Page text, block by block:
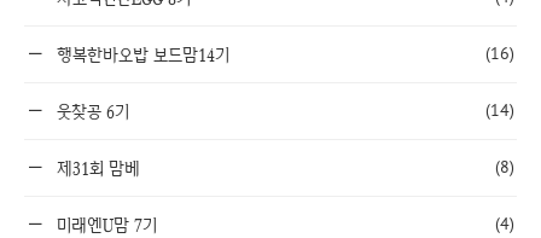
행복한바오밥 보드맘14기 (16)
웃찾공 6기 (14)
제31회 맘베 (8)
미래엔U맘 7기 (4)